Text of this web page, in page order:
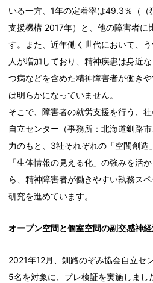
いる一方、1年の定着率は49.3％（（
支援機構 2017年）と、他の障害者に
す。また、近年働く世代において、
人が増加しており、精神疾患は身近
つ病などを含めた精神障害者が働き
は明らかになっていません。
そこで、障害者の就労支援を行う、
自立センター（事務所：北海道釧路
力のもと、3社それぞれの「空間創造
「生体情報の見える化」の強みを活
ら、精神障害者が働きやすい執務ス
研究を進めています。
オープン空間と個室空間の副交感神
2021年12月、釧路のぞみ協会自立セ
5名を対象に、プレ検証を実施しまし